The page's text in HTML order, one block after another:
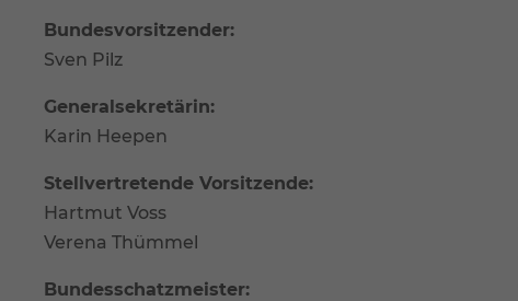
Bundesvorsitzender:
Sven Pilz
Generalsekretärin:
Karin Heepen
Stellvertretende Vorsitzende:
Hartmut Voss
Verena Thümmel
Bundesschatzmeister: